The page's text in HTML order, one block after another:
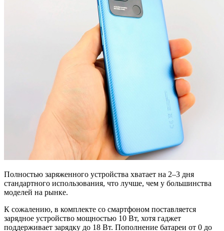
Полностью заряженного устройства хватает на 2–3 дня
стандартного использования, что лучше, чем у большинства
моделей на рынке.
К сожалению, в комплекте со смартфоном поставляется
зарядное устройство мощностью 10 Вт, хотя гаджет
поддерживает зарядку до 18 Вт. Пополнение батареи от 0 до